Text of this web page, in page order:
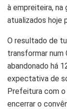
à empreiteira, na
atualizados hoje
O resultado de
transformar num
abandonado há
expectativa de
Prefeitura com
encerrar o